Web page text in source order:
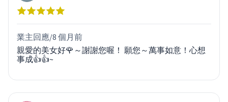
業主回應/8 個月前
親愛的美女好🌹～謝謝您喔！ 願您～萬事如意！心想
事成👍👍~